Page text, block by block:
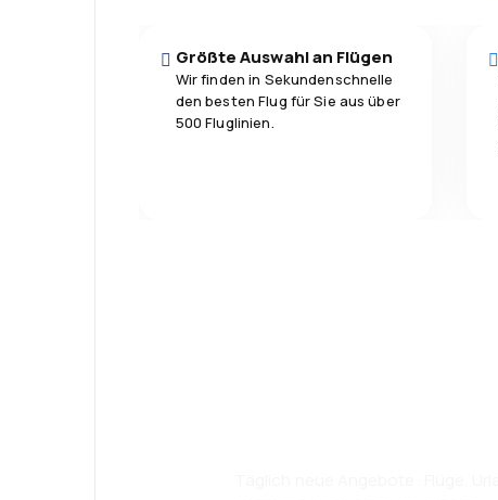
Größte Auswahl an Flügen
Wir finden in Sekundenschnelle
den besten Flug für Sie aus über
500 Fluglinien.